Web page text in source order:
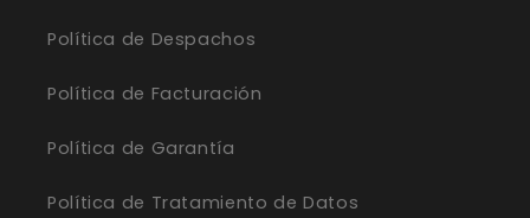
Política de Despachos
Política de Facturación
Política de Garantía
Política de Tratamiento de Datos